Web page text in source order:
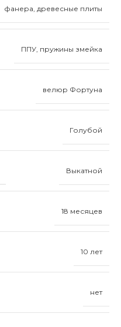
фанера, древесные плиты
ППУ, пружины змейка
велюр Фортуна
Голубой
Выкатной
18 месяцев
10 лет
нет